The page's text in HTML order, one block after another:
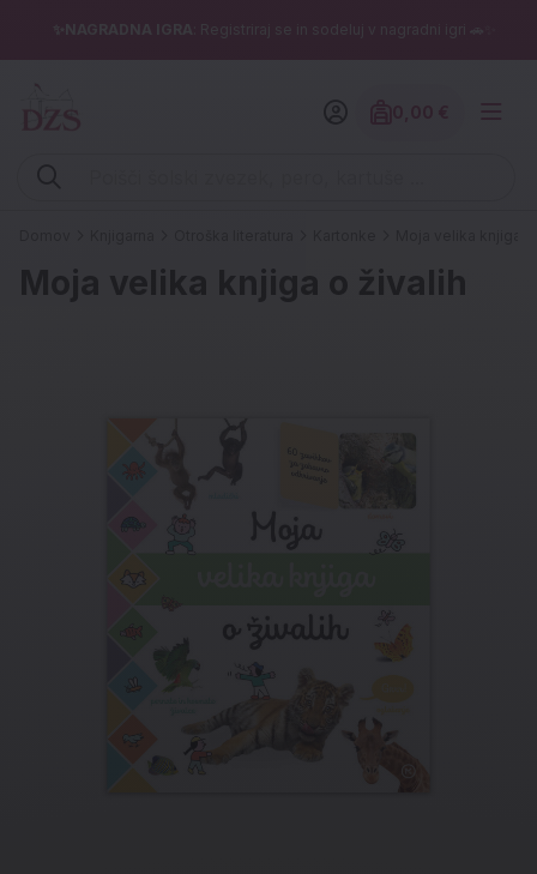
✨NAGRADNA IGRA : Registriraj se in sodeluj v nagradni igri 🚗✨
Vpišite iskalni niz (šolski zvezek, pero, kartuše ...)
Moja velika knjiga o živalih